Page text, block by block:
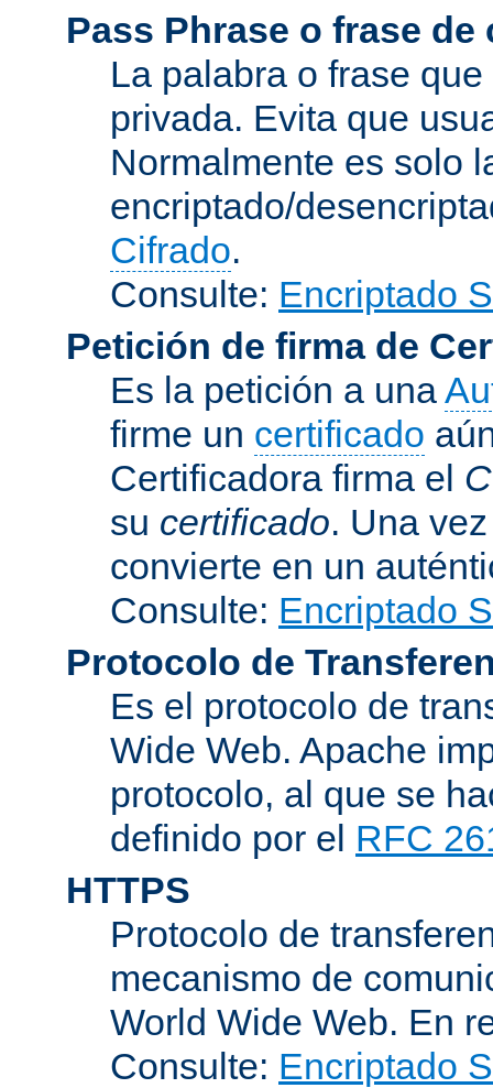
Pass Phrase o frase de
La palabra o frase
privada. Evita que
Normalmente es solo
encriptado/
Cifrado.
Consulte: Encriptado
Petición de firma de
Es la petición a una
firme un certificado
Certificadora firma el
su certificado. Una
convierte en un
Consulte: Encriptado
Protocolo de
Es el protocolo de
Wide Web. Apache
protocolo, al que se
definido por el RFC
HTTPS
Protocolo de
mecanismo de
World Wide Web. En
Consulte: Encriptado